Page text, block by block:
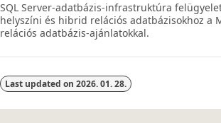
SQL Server-adatbázis-infrastruktúra
helyszíni és hibrid relációs adatbázisokhoz a
relációs adatbázis-ajánlatokkal.
Last updated on 2026. 01. 28.